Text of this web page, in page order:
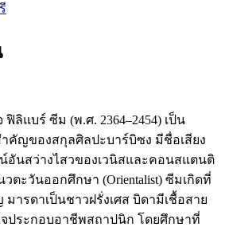
ลิแบร์ ซีม (พ.ศ. 2364–2454) เป็น
คัญของสกุลศิลปะบาร์บิซง มีชื่อเสียง
อันสว่างไสวของเวนิสและคอนสแตนติ
ตะวันออกศึกษา (Orientalist) ซีมเกิดที่
ารดาเป็นชาวฝรั่งเศส บิดามีเชื้อสาย
จประกอบอาชีพสถาปนิก โดยศึกษาที่